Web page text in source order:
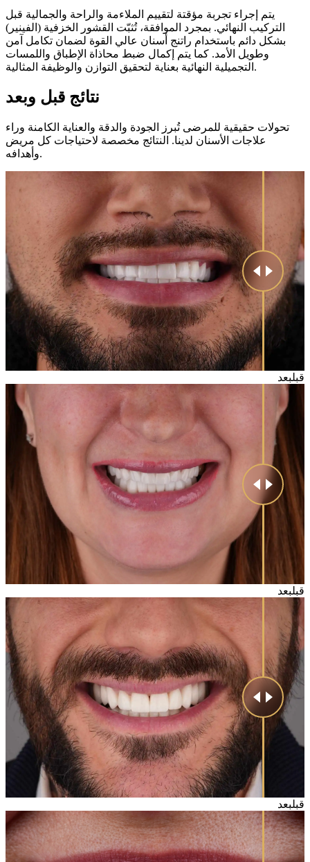
يتم إجراء تجربة مؤقتة لتقييم الملاءمة والراحة والجمالية قبل
التركيب النهائي. بمجرد الموافقة، تُثبّت القشور الخزفية (الفينير)
بشكل دائم باستخدام راتنج أسنان عالي القوة لضمان تكامل آمن
وطويل الأمد. كما يتم إكمال ضبط محاذاة الإطباق واللمسات
التجميلية النهائية بعناية لتحقيق التوازن والوظيفة المثالية.
نتائج قبل وبعد
تحولات حقيقية للمرضى تُبرز الجودة والدقة والعناية الكامنة وراء
علاجات الأسنان لدينا. النتائج مخصصة لاحتياجات كل مريض
وأهدافه.
قبلبعد
قبلبعد
قبلبعد